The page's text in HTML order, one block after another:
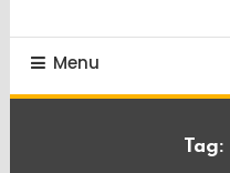
Menu
Tag: